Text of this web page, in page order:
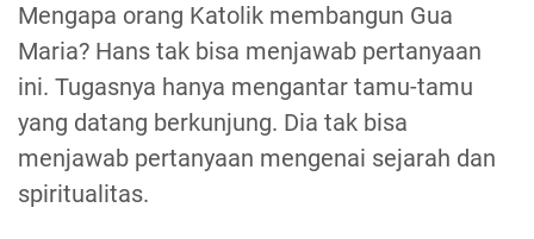
Mengapa orang Katolik membangun Gua
Maria? Hans tak bisa menjawab pertanyaan
ini. Tugasnya hanya mengantar tamu-tamu
yang datang berkunjung. Dia tak bisa
menjawab pertanyaan mengenai sejarah dan
spiritualitas.